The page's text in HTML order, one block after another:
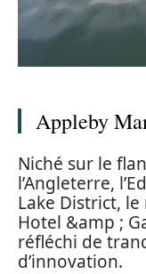
Appleby
Niché sur le
l’Angleterre,
Lake District,
Hotel &amp ;
réfléchi de
d’innovation.